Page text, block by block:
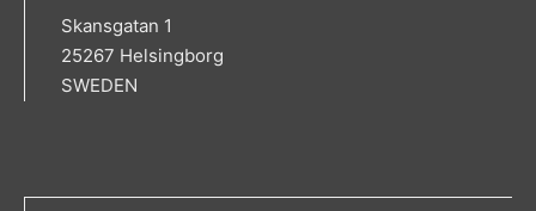
Skansgatan 1
25267 Helsingborg
SWEDEN